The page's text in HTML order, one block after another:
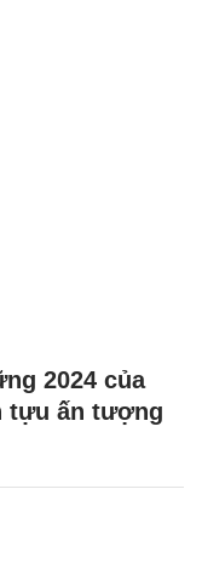
2024 của
tựu ấn tượng